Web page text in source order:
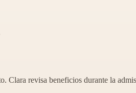
Clara revisa beneficios durante la